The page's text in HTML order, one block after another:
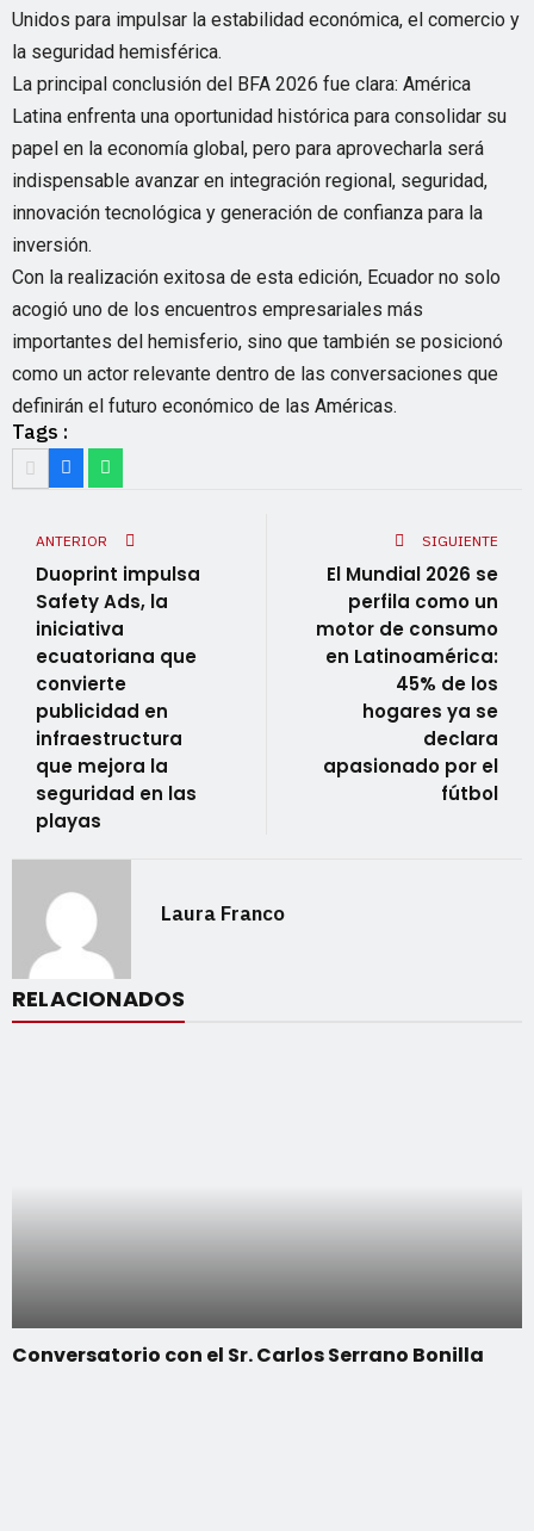
Unidos para impulsar la estabilidad económica, el comercio y
la seguridad hemisférica.
La principal conclusión del BFA 2026 fue clara: América
Latina enfrenta una oportunidad histórica para consolidar su
papel en la economía global, pero para aprovecharla será
indispensable avanzar en integración regional, seguridad,
innovación tecnológica y generación de confianza para la
inversión.
Con la realización exitosa de esta edición, Ecuador no solo
acogió uno de los encuentros empresariales más
importantes del hemisferio, sino que también se posicionó
como un actor relevante dentro de las conversaciones que
definirán el futuro económico de las Américas.
Tags :
ANTERIOR
Duoprint impulsa
Safety Ads, la
iniciativa
ecuatoriana que
convierte
publicidad en
infraestructura
que mejora la
seguridad en las
playas
SIGUIENTE
El Mundial 2026 se
perfila como un
motor de consumo
en Latinoamérica:
45% de los
hogares ya se
declara
apasionado por el
fútbol
Laura Franco
RELACIONADOS
Conversatorio con el Sr. Carlos Serrano Bonilla